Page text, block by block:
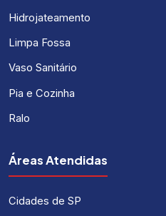
Hidrojateamento
Limpa Fossa
Vaso Sanitário
Pia e Cozinha
Ralo
Áreas Atendidas
Cidades de SP